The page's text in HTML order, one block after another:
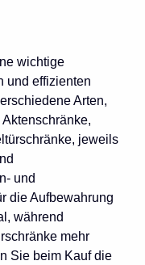
wichtige
und effizienten
Arten,
jeweils
und
die Aufbewahrung
während
mehr
Sie beim Kauf die